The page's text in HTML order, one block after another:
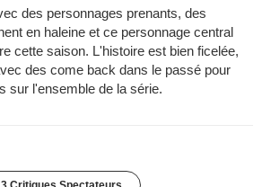
des personnages prenants, des
en haleine et ce personnage central
cette saison. L'histoire est bien ficelée,
des come back dans le passé pour
sur l'ensemble de la série.